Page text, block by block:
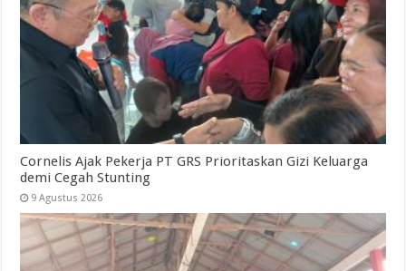
Cornelis Ajak Pekerja PT GRS Prioritaskan Gizi Keluarga
demi Cegah Stunting
9 Agustus 2026